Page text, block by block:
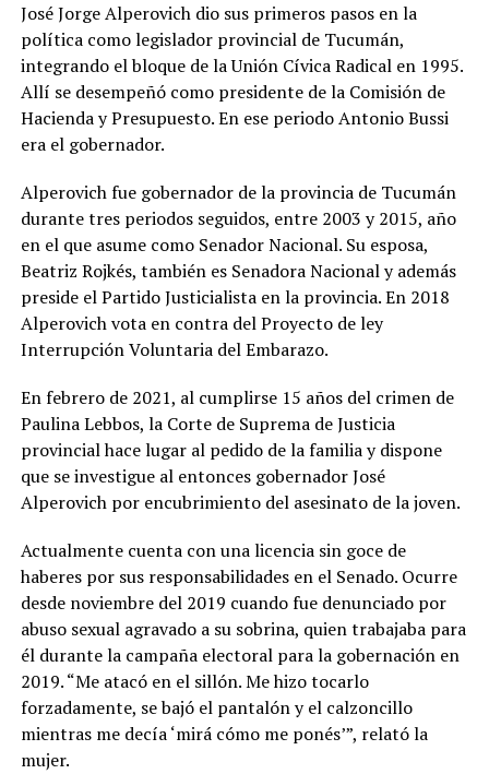
José Jorge Alperovich dio sus primeros pasos en la
política como legislador provincial de Tucumán,
integrando el bloque de la Unión Cívica Radical en 1995.
Allí se desempeñó como presidente de la Comisión de
Hacienda y Presupuesto. En ese periodo Antonio Bussi
era el gobernador.
Alperovich fue gobernador de la provincia de Tucumán
durante tres periodos seguidos, entre 2003 y 2015, año
en el que asume como Senador Nacional. Su esposa,
Beatriz Rojkés, también es Senadora Nacional y además
preside el Partido Justicialista en la provincia. En 2018
Alperovich vota en contra del Proyecto de ley
Interrupción Voluntaria del Embarazo.
En febrero de 2021, al cumplirse 15 años del crimen de
Paulina Lebbos, la Corte de Suprema de Justicia
provincial hace lugar al pedido de la familia y dispone
que se investigue al entonces gobernador José
Alperovich por encubrimiento del asesinato de la joven.
Actualmente cuenta con una licencia sin goce de
haberes por sus responsabilidades en el Senado. Ocurre
desde noviembre del 2019 cuando fue denunciado por
abuso sexual agravado a su sobrina, quien trabajaba para
él durante la campaña electoral para la gobernación en
2019. “Me atacó en el sillón. Me hizo tocarlo
forzadamente, se bajó el pantalón y el calzoncillo
mientras me decía ‘mirá cómo me ponés’”, relató la
mujer.